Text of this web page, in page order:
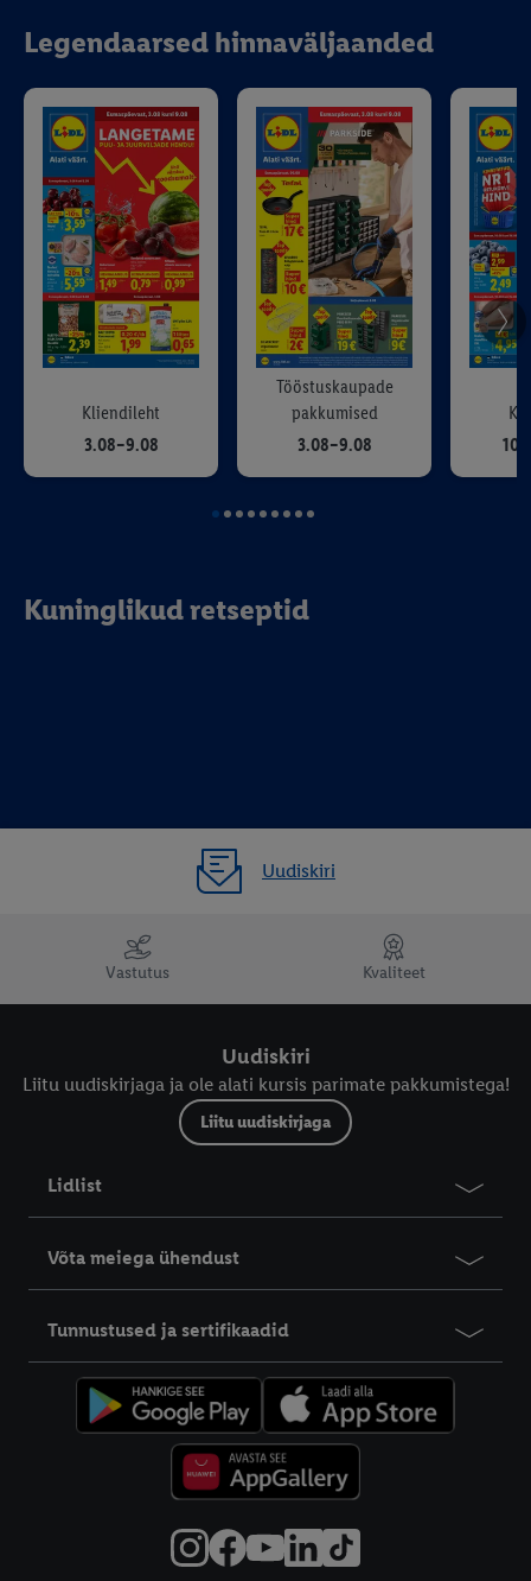
Legendaarsed hinnaväljaanded
Kliendileht
3.08–9.08
Tööstuskaupade
pakkumised
3.08–9.08
Kuninglikud retseptid
Uudiskiri
Vastutus Kvaliteet
Uudiskiri
Liitu uudiskirjaga ja ole alati kursis parimate pakkumistega!
Liitu uudiskirjaga
Lidlist
Võta meiega ühendust
Tunnustused ja sertifikaadid